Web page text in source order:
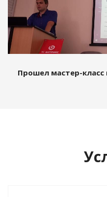
Прошел мастер-класс